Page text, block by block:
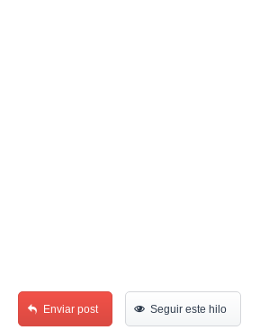
Enviar post Seguir este hilo